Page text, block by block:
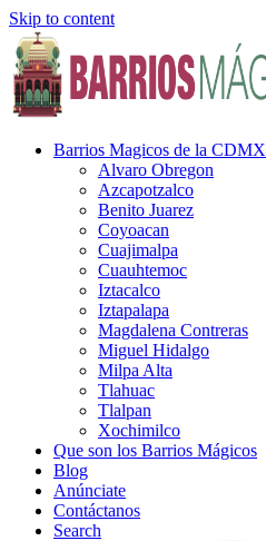
Skip to content
Barrios Magicos de la CDMX
Alvaro Obregon
Azcapotzalco
Benito Juarez
Coyoacan
Cuajimalpa
Cuauhtemoc
Iztacalco
Iztapalapa
Magdalena Contreras
Miguel Hidalgo
Milpa Alta
Tlahuac
Tlalpan
Xochimilco
Que son los Barrios Mágicos
Blog
Anúnciate
Contáctanos
Search